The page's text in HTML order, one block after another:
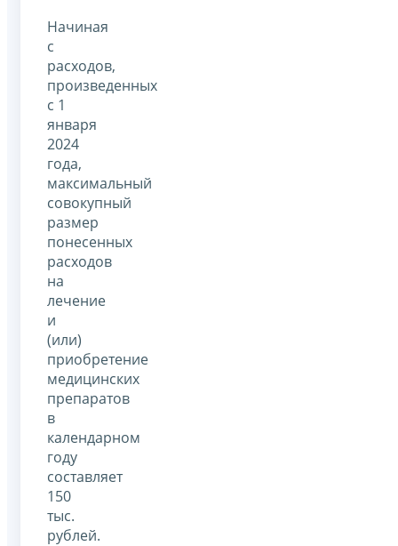
Начиная
с
расходов,
произведенных
с 1
января
2024
года,
максимальный
совокупный
размер
понесенных
расходов
на
лечение
и
(или)
приобретение
медицинских
препаратов
в
календарном
году
составляет
150
тыс.
рублей.